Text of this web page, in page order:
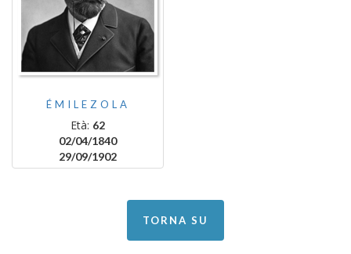
ÉMILEZOLA
Età: 62
02/04/1840
29/09/1902
TORNA SU